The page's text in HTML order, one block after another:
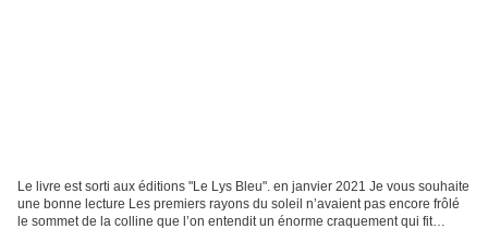
Le livre est sorti aux éditions "Le Lys Bleu". en janvier 2021 Je vous souhaite
une bonne lecture Les premiers rayons du soleil n’avaient pas encore frôlé
le sommet de la colline que l’on entendit un énorme craquement qui fit